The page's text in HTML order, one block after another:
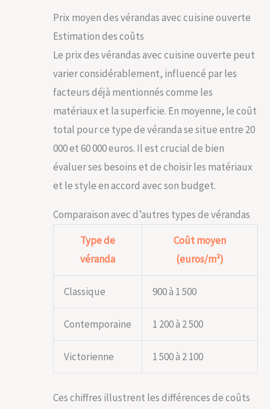
un élément essentiel de votre mobilier de
jardin, vous permettant de transformer votre
temps. STYLE POLYVALENT POUR TOUT
ESPACE EXTÉRIEUR : Que vous possédiez une
grande pelouse ou un cosy salon de jardin
pour balcon, notre banc bois brut s'intègre
parfaitement à tout type d'espace extérieur.
Son design épuré et sa fonctionnalité en font le
complément idéal à votre terrasse exterieur,
créant un espace invitant et stylé pour vos
invités. UN INVESTISSEMENT POUR VOTRE
exterieur, c'est choisir un style de vie où confort
et beauté vont de pair. Idéal pour des après-
midis de lecture au soleil ou des soirées
transforme votre jardin en une extension de
votre espace de vie, offrant un nouveau lieu
pour créer des souvenirs précieux.
Prix moyen des vérandas avec cuisine ouverte
Estimation des coûts
Le prix des vérandas avec cuisine ouverte peut
varier considérablement, influencé par les
facteurs déjà mentionnés comme les
matériaux et la superficie. En moyenne, le coût
total pour ce type de véranda se situe entre 20
000 et 60 000 euros. Il est crucial de bien
évaluer ses besoins et de choisir les matériaux
et le style en accord avec son budget.
Comparaison avec d’autres types de vérandas
Type de
véranda
Coût moyen
(euros/m²)
Classique 900 à 1 500
Contemporaine 1 200 à 2 500
Victorienne 1 500 à 2 100
Ces chiffres illustrent les différences de coûts